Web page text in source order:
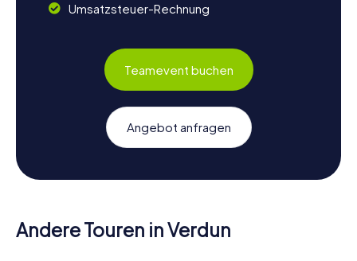
Umsatzsteuer-Rechnung
Teamevent buchen
Angebot anfragen
Andere Touren in Verdun